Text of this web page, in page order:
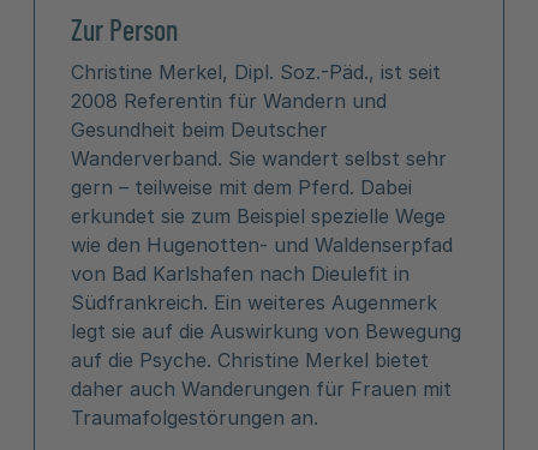
Zur Person
Christine Merkel, Dipl. Soz.-Päd., ist seit
2008 Referentin für Wandern und
Gesundheit beim Deutscher
Wanderverband. Sie wandert selbst sehr
gern – teilweise mit dem Pferd. Dabei
erkundet sie zum Beispiel spezielle Wege
wie den Hugenotten- und Waldenserpfad
von Bad Karlshafen nach Dieulefit in
Südfrankreich. Ein weiteres Augenmerk
legt sie auf die Auswirkung von Bewegung
auf die Psyche. Christine Merkel bietet
daher auch Wanderungen für Frauen mit
Traumafolgestörungen an.